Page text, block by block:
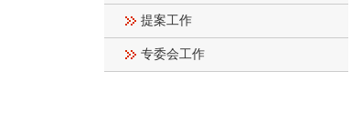
提案工作
专委会工作